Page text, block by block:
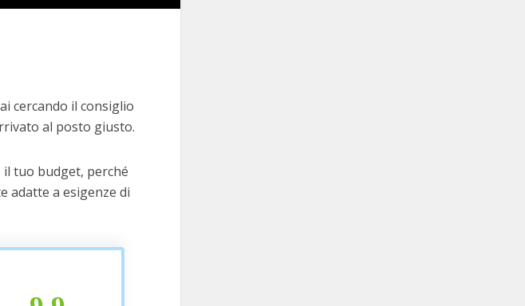
cercando il consiglio
al posto giusto.
tuo budget, perché
adatte a esigenze di